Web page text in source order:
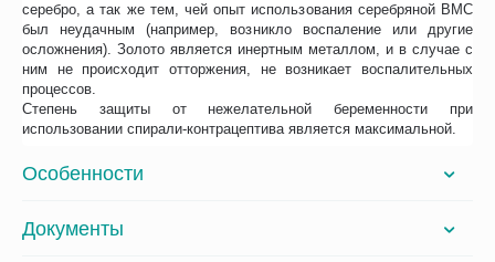
серебро, а так же тем, чей опыт использования серебряной ВМС
был неудачным (например, возникло воспаление или другие
осложнения). Золото является инертным металлом, и в случае с
ним не происходит отторжения, не возникает воспалительных
процессов.
Степень защиты от нежелательной беременности при
использовании спирали-контрацептива является максимальной.
Особенности
Документы